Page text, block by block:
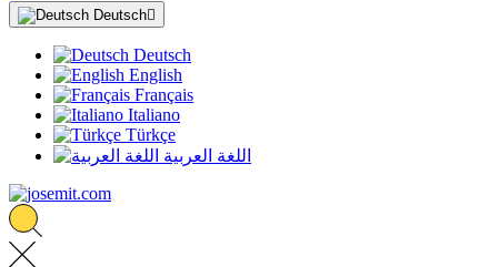
Deutsch
Deutsch
English
Français
Italiano
Türkçe
اللغة العربية